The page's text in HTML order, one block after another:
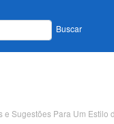
Buscar
Sugestões Para Um Estilo